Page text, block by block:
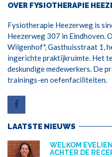
OVER FYSIOTHERAPIE
Fysiotherapie Heezerweg is
Heezerweg 307 in Eindhoven.
Wilgenhof", Gasthuisstraat 1,
ingerichte praktijkruimte. Het
deskundige medewerkers. De
trainings-en oefenfaciliteiten.
LAATSTE NIEUWS
WELKOM
ACHTER DE